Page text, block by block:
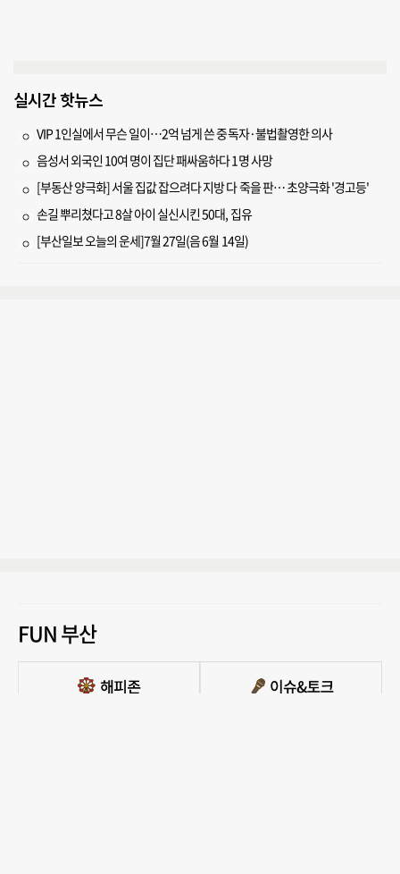
실시간 핫뉴스
VIP 1인실에서 무슨 일이…2억 넘게 쓴 중독자·불법촬영한 의사
음성서 외국인 10여 명이 집단 패싸움하다 1명 사망
[부동산 양극화] 서울 집값 잡으려다 지방 다 죽을 판… 초양극화 '경고등'
손길 뿌리쳤다고 8살 아이 실신시킨 50대, 집유
[부산일보 오늘의 운세]7월 27일(음 6월 14일)
FUN 부산